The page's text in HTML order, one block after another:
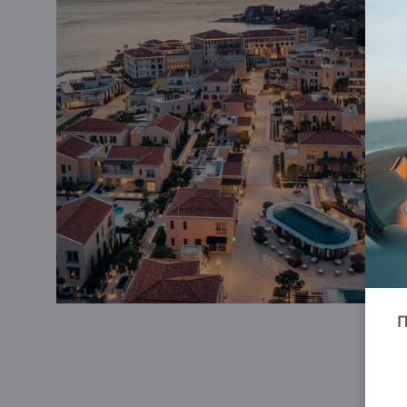
предлагает научно обоснованные
организма — для поддержания энергии,
здоровья круглый год. PORTONOVI MARINA
суперъяхты длиной до120 метров,
бухты Бока-Которска. Это идеальное место
нетронутого побережья Адриатики — одного
Средиземноморья.